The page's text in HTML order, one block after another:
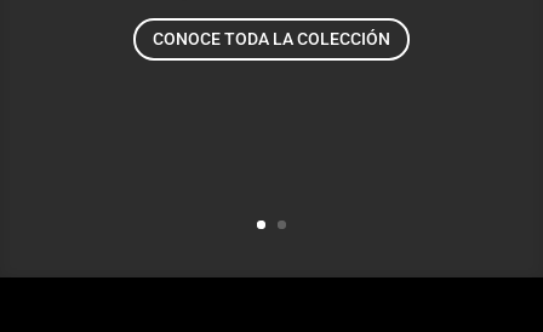
CONOCE TODA LA COLECCIÓN
ni la vida con una sola